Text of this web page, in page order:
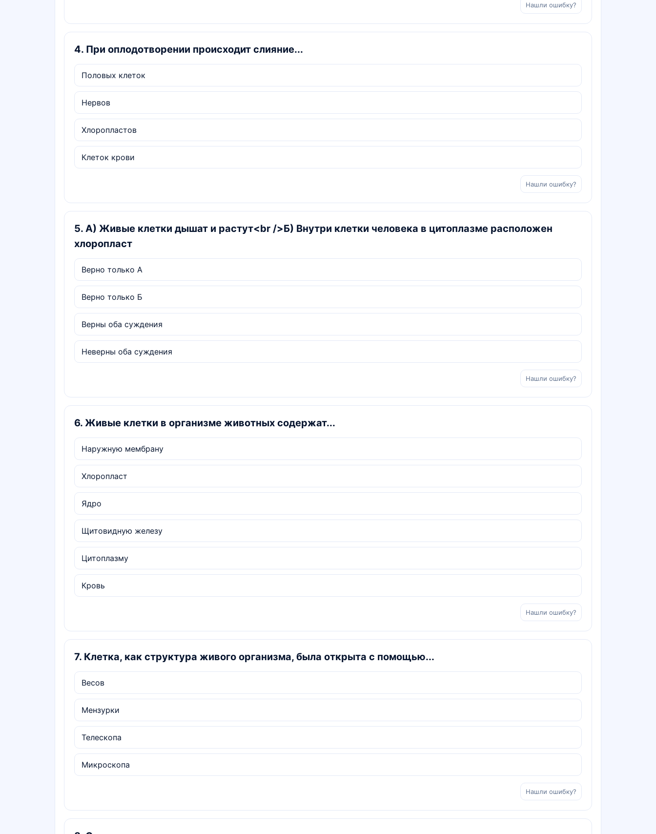
Нашли ошибку?
4. При оплодотворении происходит слияние...
Половых клеток
Нервов
Хлоропластов
Клеток крови
Нашли ошибку?
5. А) Живые клетки дышат и растут<br />Б) Внутри клетки человека в цитоплазме расположен
хлоропласт
Верно только А
Верно только Б
Верны оба суждения
Неверны оба суждения
Нашли ошибку?
6. Живые клетки в организме животных содержат...
Наружную мембрану
Хлоропласт
Ядро
Щитовидную железу
Цитоплазму
Кровь
Нашли ошибку?
7. Клетка, как структура живого организма, была открыта с помощью...
Весов
Мензурки
Телескопа
Микроскопа
Нашли ошибку?